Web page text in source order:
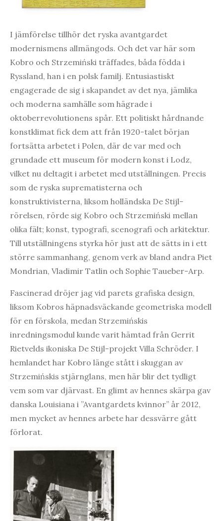
I jämförelse tillhör det ryska avantgardet
modernismens allmängods. Och det var här som
Kobro och Strzemiński träffades, båda födda i
Ryssland, han i en polsk familj. Entusiastiskt
engagerade de sig i skapandet av det nya, jämlika
och moderna samhälle som hägrade i
oktoberrevolutionens spår. Ett politiskt hårdnande
konstklimat fick dem att från 1920-talet början
fortsätta arbetet i Polen, där de var med och
grundade ett museum för modern konst i Lodz,
vilket nu deltagit i arbetet med utställningen. Precis
som de ryska suprematisterna och
konstruktivisterna, liksom holländska De Stijl-
rörelsen, rörde sig Kobro och Strzemiński mellan
olika fält; konst, typografi, scenografi och arkitektur.
Till utställningens styrka hör just att de sätts in i ett
större sammanhang, genom verk av bland andra Piet
Mondrian, Vladimir Tatlin och Sophie Taueber-Arp.
Fascinerad dröjer jag vid parets grafiska design,
liksom Kobros häpnadsväckande geometriska modell
för en förskola, medan Strzemińskis
inredningsmodul kunde varit hämtad från Gerrit
Rietvelds ikoniska De Stijl-projekt Villa Schröder. I
hemlandet har Kobro länge stått i skuggan av
Strzemińskis stjärnglans, men här blir det tydligt
vem som var djärvast. En glimt av hennes skärpa gav
danska Louisiana i ”Avantgardets kvinnor” år 2012,
men mycket av hennes arbete har dessvärre gått
förlorat.